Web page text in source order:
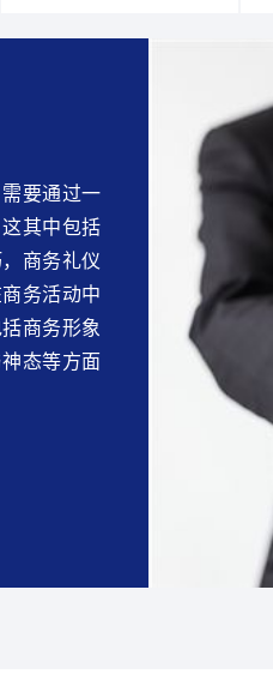
要通过一
其中包括
商务礼仪
务活动中
商务形象
态等方面